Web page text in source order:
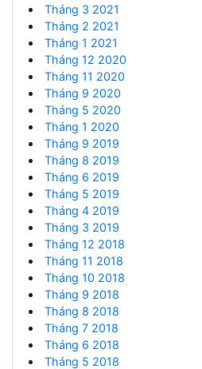
Tháng 3 2021
Tháng 2 2021
Tháng 1 2021
Tháng 12 2020
Tháng 11 2020
Tháng 9 2020
Tháng 5 2020
Tháng 1 2020
Tháng 9 2019
Tháng 8 2019
Tháng 6 2019
Tháng 5 2019
Tháng 4 2019
Tháng 3 2019
Tháng 12 2018
Tháng 11 2018
Tháng 10 2018
Tháng 9 2018
Tháng 8 2018
Tháng 7 2018
Tháng 6 2018
Tháng 5 2018